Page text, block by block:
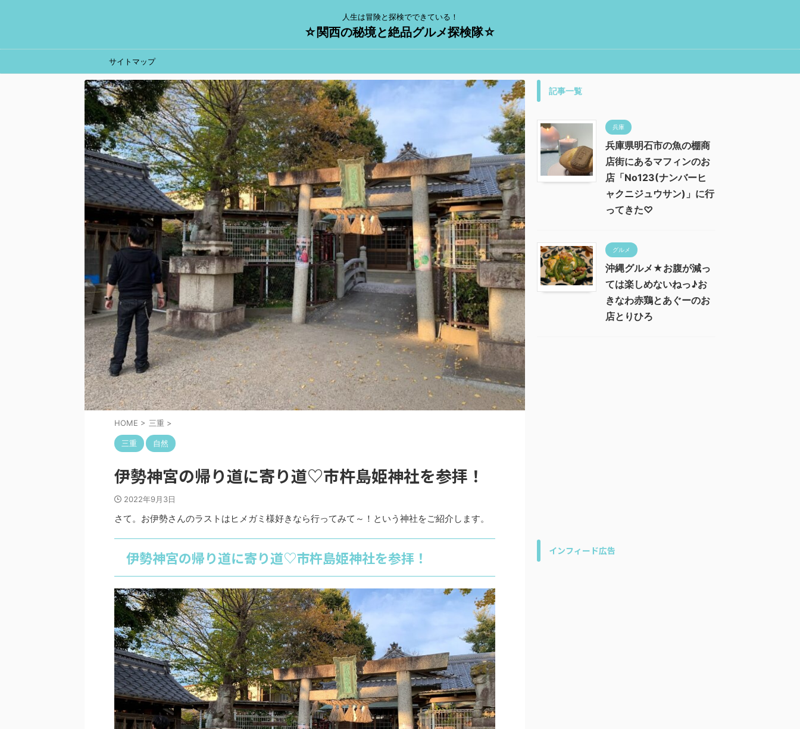
人生は冒険と探検でできている！
☆関西の秘境と絶品グルメ探検隊☆
サイトマップ
HOME > 三重 >
三重 自然
伊勢神宮の帰り道に寄り道♡市杵島姫神社を参拝！
2022年9月3日
さて。お伊勢さんのラストはヒメガミ様好きなら行ってみて～！という神社をご紹介します。
伊勢神宮の帰り道に寄り道♡市杵島姫神社を参拝！
記事一覧
兵庫
兵庫県明石市の魚の棚商
店街にあるマフィンのお
店「No123(ナンバーヒ
ャクニジュウサン)」に行
ってきた♡
グルメ
沖縄グルメ★お腹が減っ
ては楽しめないねっ♪お
きなわ赤鶏とあぐーのお
店とりひろ
インフィード広告